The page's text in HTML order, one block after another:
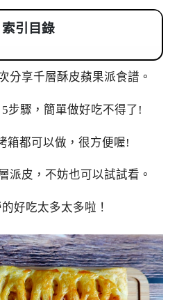
索引目錄
分享千層酥皮蘋果派食譜。
步驟，簡單做好吃不得了!
箱都可以做，很方便喔!
派皮，不妨也可以試試看。
好吃太多太多啦！